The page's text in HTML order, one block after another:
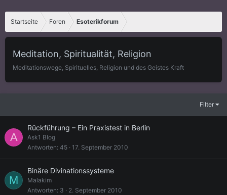
Startseite Foren Esoterikforum
Meditation, Spiritualität, Religion
Meditationswege, Spirituelles, Religion und des Geistes Kraft
Filter
A
Rückführung – Ein Praxistest in Berlin
Ask1 Blog
Antworten 45 17. September 2010
M
Binäre Divinationssysteme
Malakim
Antworten 3 2. September 2010